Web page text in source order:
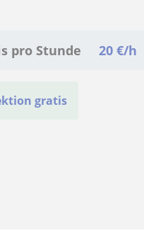
pro Stunde 20 €/h
gratis